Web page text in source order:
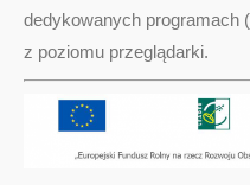
dedykowanych programach
z poziomu przeglądarki.